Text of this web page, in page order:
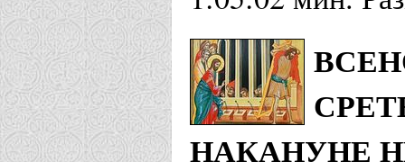
НАКАНУНЕ